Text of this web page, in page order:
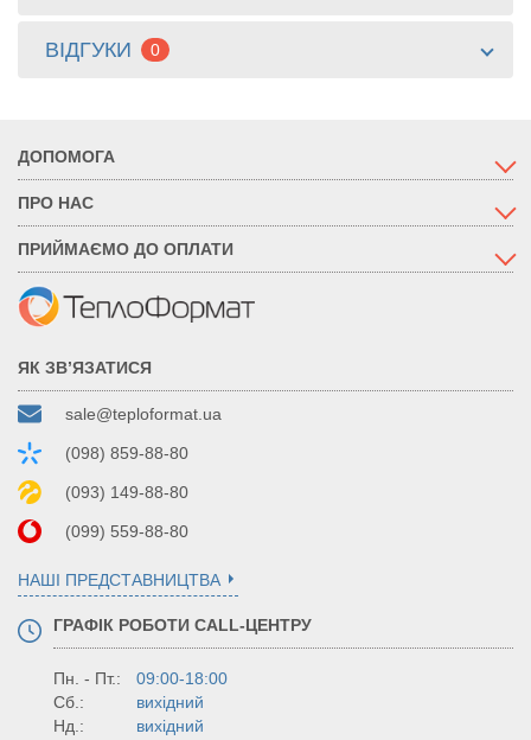
ВІДГУКИ 0
ДОПОМОГА
ПРО НАС
ПРИЙМАЄМО ДО ОПЛАТИ
ЯК ЗВ’ЯЗАТИСЯ
sale@teploformat.ua
(098) 859-88-80
(093) 149-88-80
(099) 559-88-80
НАШІ ПРЕДСТАВНИЦТВА
ГРАФІК РОБОТИ CALL-ЦЕНТРУ
Пн. - Пт.:
09:00-18:00
Сб.:
вихідний
Нд.:
вихідний